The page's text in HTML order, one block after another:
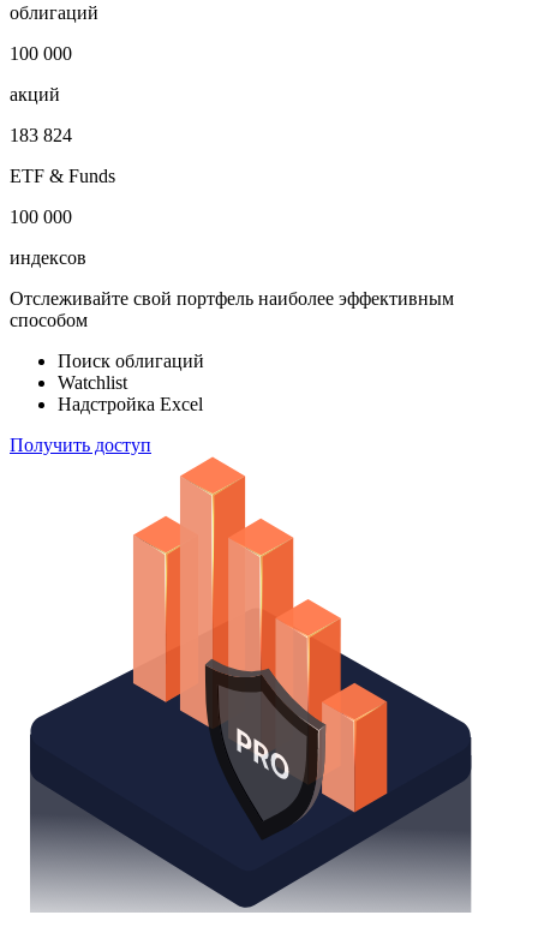
облигаций
100 000
акций
183 824
ETF & Funds
100 000
индексов
Отслеживайте свой портфель наиболее эффективным
способом
Поиск облигаций
Watchlist
Надстройка Excel
Получить доступ